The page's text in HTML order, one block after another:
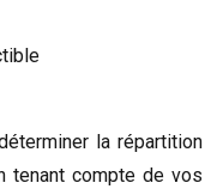
la répartition
tenant compte de vos